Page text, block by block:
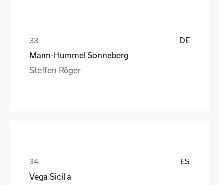
DE
Mann-Hummel Sonneberg
Steffen Röger
ES
Vega Sicilia